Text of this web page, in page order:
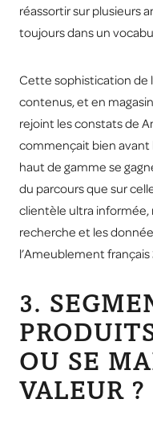
réassortir sur plusieurs
toujours dans un
Cette sophistication de
contenus, et en
rejoint les constats de
commençait bien avant
haut de gamme se
du parcours que sur
clientèle ultra informée,
recherche et les
l’Ameublement français
3.
OU SE
VALEUR ?